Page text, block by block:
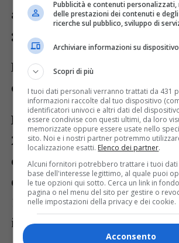
alle 16, 31 dicembre dalle 10
gennaio dalle 10 alle 18.30.
Di seguito le aperture delle
espositive di Erpac FVG.
Museo della Grande Guerra
24 dicembre dalle 9 alle 13, 25
chiuso, 26 dicembre dalle 9
dicembre dalle 9 alle 13, 1°
13 alle 19, 6 gennaio dalle 9
ingresso gratuito fino al 31
Pubblicità e contenuti
delle prestazioni dei contenuti e
ricerche sul pubblico, sviluppo di
Archiviare informazioni su
Scopri di più
I tuoi dati personali verranno trattati da 431
informazioni raccolte dal tuo dispositivo
identificatori univoci e altri dati del
essere condivise con questi ultimi, da loro
memorizzate oppure essere usate nello
sito. Noi e i nostri partner potremmo
localizzazione esatti. Elenco dei partner.
Alcuni fornitori potrebbero trattare i tuoi dati
base dell'interesse legittimo, al quale puoi
le tue opzioni qui sotto. Cerca un link in
pagina o nel menu del sito per gestire o
nelle impostazioni della privacy e dei cookie.
Acconsento